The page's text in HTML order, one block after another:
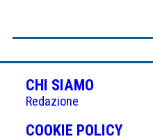
CHI SIAMO
Redazione
COOKIE POLICY(APRE